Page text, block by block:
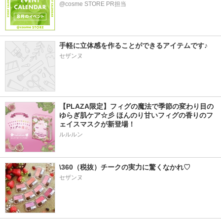
@cosme STORE PR担当
手軽に立体感を作ることができるアイテムです♪
セザンヌ
【PLAZA限定】フィグの魔法で季節の変わり目の
ゆらぎ肌ケア☆彡 ほんのり甘いフィグの香りのフ
ェイスマスクが新登場！
ルルルン
\360（税抜）チークの実力に驚くなかれ♡
セザンヌ